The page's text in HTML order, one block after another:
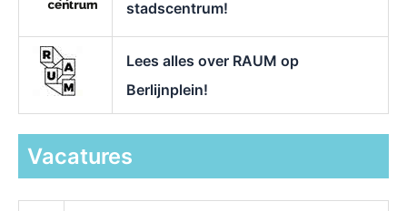
stadscentrum!
Lees alles over RAUM op
Berlijnplein!
Vacatures